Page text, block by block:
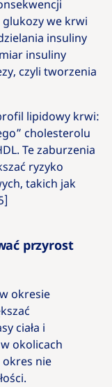
we krwi
insuliny
insuliny
czyli tworzenia
lipidowy krwi:
cholesterolu
Te zaburzenia
ryzyko
takich jak
przyrost
okresie
ciała i
okolicach
okres nie